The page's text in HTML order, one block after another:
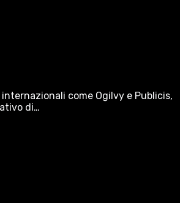
come Ogilvy e Publicis,
di…